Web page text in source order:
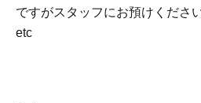
ですがスタッフにお預けください
etc